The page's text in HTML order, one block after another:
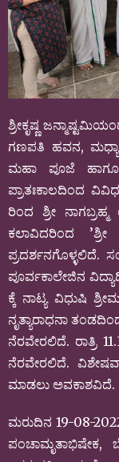
ಶ್ರೀಕೃಷ್ಣ
ಗಣಪತಿ ಹವನ,
ಮಹಾ ಪೂಜೆ
ಪ್ರಾತಃಕಾಲದಿಂದ
ರಿಂದ ಶ್ರೀ
ಕಲಾವಿದರಿಂದ
ಪ್ರದರ್ಶನಗೊಳ್ಳಲಿದೆ.
ಪೂರ್ವಕಾಲೇಜಿನ
ಕ್ಕೆ ನಾಟ್ಯ ವಿಧುಷಿ
ನೃತ್ಯಾರಾಧನಾ
ನೆರವೇರಲಿದೆ. ರಾತ್ರಿ
ನೆರವೇರಲಿದೆ.
ಮಾಡಲು ಅವಕಾಶವಿದೆ.
ಮರುದಿನ 19-08-
ಪಂಚಾಮೃತಾಭಿಷೇಕ,